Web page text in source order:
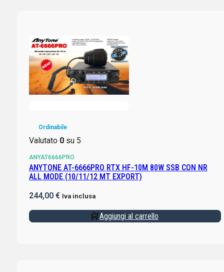
Ordinabile
Valutato 0su 5
ANYAT6666PRO
ANYTONE AT-6666PRO RTX HF-10M 80W SSB CON NR
ALL MODE (10/11/12 MT EXPORT)
244,00 € Iva inclusa
Aggiungi al carrello